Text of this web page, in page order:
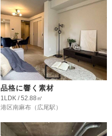
品格に響く素材
1LDK / 52.88㎡
港区南麻布 （広尾駅）